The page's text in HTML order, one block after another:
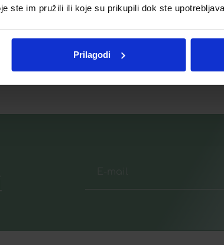
ste im pružili ili koje su prikupili dok ste
PrilagodiDodaj u listu želja